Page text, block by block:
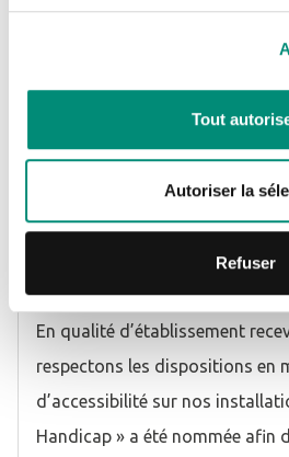
Tout
Autoriser la
Refuser
Contact administratif : Service
Responsable Qualité : Ghislaine
g.ferre@oieau.fr)
Conditions d'accueil et
En qualité d’établissement
respectons les dispositions en
d’accessibilité sur nos
Handicap » a été nommée afin
Je n'ai pas de compte
CRÉER UN